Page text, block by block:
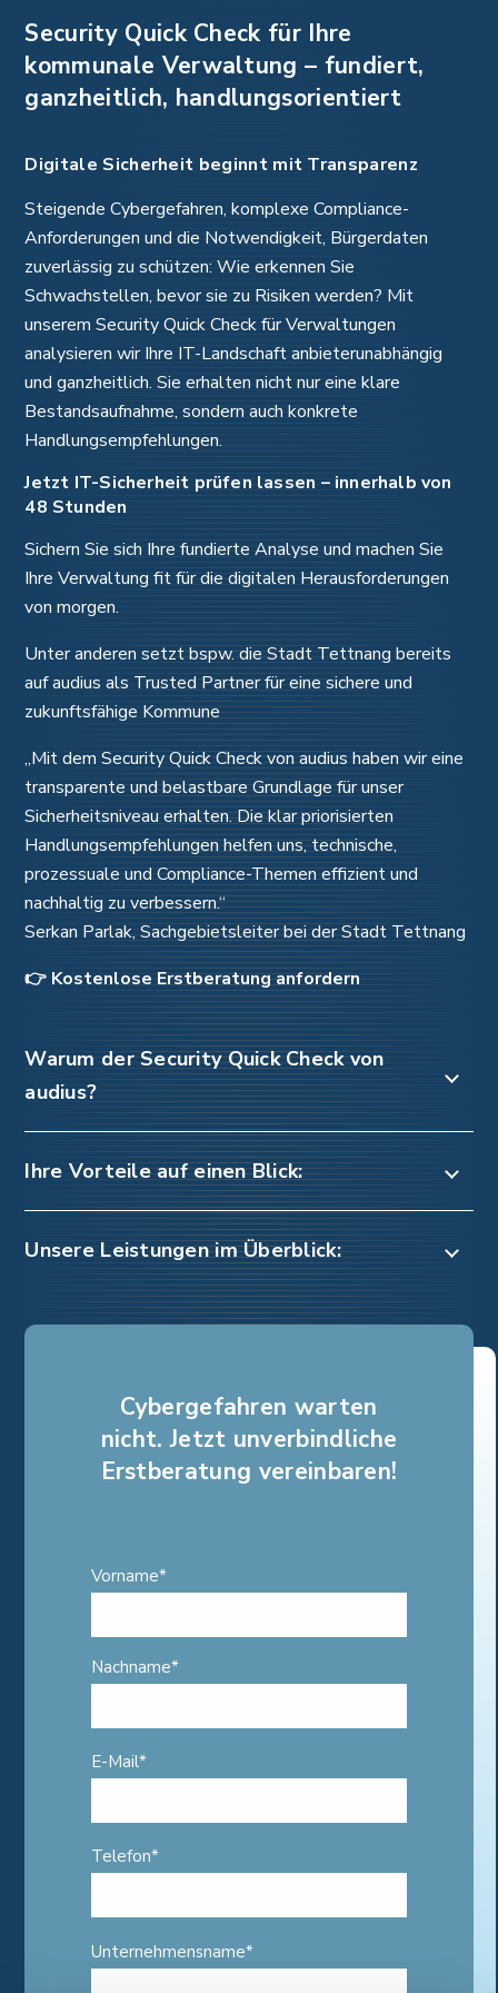
Cybergefahren warten
nicht. Jetzt unverbindliche
Erstberatung vereinbaren!
Vorname*
Nachname*
E-Mail*
Telefon*
Unternehmensname*
Security Quick Check für Ihre
kommunale Verwaltung – fundiert,
ganzheitlich, handlungsorientiert
Digitale Sicherheit beginnt mit Transparenz
Steigende Cybergefahren, komplexe Compliance-
Anforderungen und die Notwendigkeit, Bürgerdaten
zuverlässig zu schützen: Wie erkennen Sie
Schwachstellen, bevor sie zu Risiken werden? Mit
unserem Security Quick Check für Verwaltungen
analysieren wir Ihre IT-Landschaft anbieterunabhängig
und ganzheitlich. Sie erhalten nicht nur eine klare
Bestandsaufnahme, sondern auch konkrete
Handlungsempfehlungen.
Jetzt IT-Sicherheit prüfen lassen – innerhalb von
48 Stunden
Sichern Sie sich Ihre fundierte Analyse und machen Sie
Ihre Verwaltung fit für die digitalen Herausforderungen
von morgen.
Unter anderen setzt bspw. die Stadt Tettnang bereits
auf audius als Trusted Partner für eine sichere und
zukunftsfähige Kommune
„Mit dem Security Quick Check von audius haben wir eine
transparente und belastbare Grundlage für unser
Sicherheitsniveau erhalten. Die klar priorisierten
Handlungsempfehlungen helfen uns, technische,
prozessuale und Compliance-Themen effizient und
nachhaltig zu verbessern.“
Serkan Parlak, Sachgebietsleiter bei der Stadt Tettnang
👉 Kostenlose Erstberatung anfordern
Warum der Security Quick Check von
audius?
Ihre Vorteile auf einen Blick:
Unsere Leistungen im Überblick: